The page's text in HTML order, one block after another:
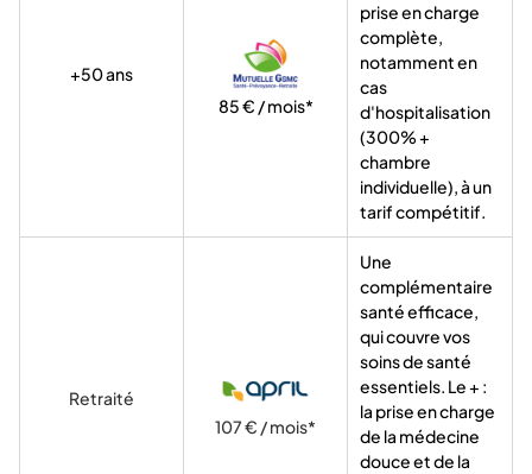
+50 ans
85 € / mois*
prise en charge
complète,
notamment en
cas
d'hospitalisation
(300% +
chambre
individuelle), à un
tarif compétitif.
Retraité
107 € / mois*
Une
complémentaire
santé efficace,
qui couvre vos
soins de santé
essentiels. Le + :
la prise en charge
de la médecine
douce et de la